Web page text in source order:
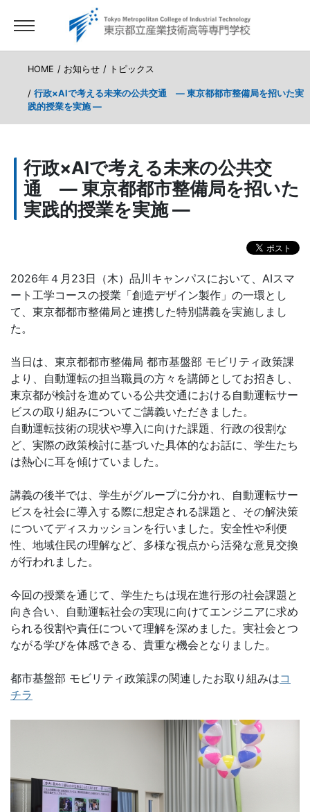
HOME お知らせ トピックス
行政×AIで考える未来の公共交通 ― 東京都都市整備局を招いた実
践的授業を実施 ―
行政×AIで考える未来の公共交
通 ― 東京都都市整備局を招いた
実践的授業を実施 ―
2026年４月23日（木）品川キャンパスにおいて、AIスマ
ート工学コースの授業「創造デザイン製作」の一環とし
て、東京都都市整備局と連携した特別講義を実施しまし
た。
当日は、東京都都市整備局 都市基盤部 モビリティ政策課
より、自動運転の担当職員の方々を講師としてお招きし、
東京都が検討を進めている公共交通における自動運転サー
ビスの取り組みについてご講義いただきました。
自動運転技術の現状や導入に向けた課題、行政の役割な
ど、実際の政策検討に基づいた具体的なお話に、学生たち
は熱心に耳を傾けていました。
講義の後半では、学生がグループに分かれ、自動運転サー
ビスを社会に導入する際に想定される課題と、その解決策
についてディスカッションを行いました。安全性や利便
性、地域住民の理解など、多様な視点から活発な意見交換
が行われました。
今回の授業を通じて、学生たちは現在進行形の社会課題と
向き合い、自動運転社会の実現に向けてエンジニアに求め
られる役割や責任について理解を深めました。実社会とつ
ながる学びを体感できる、貴重な機会となりました。
都市基盤部 モビリティ政策課の関連したお取り組みはコ
チラ